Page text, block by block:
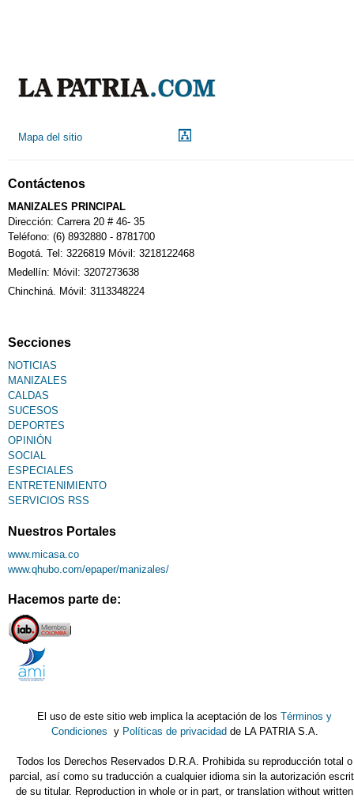
Mapa del sitio
Contáctenos
MANIZALES PRINCIPAL
Dirección: Carrera 20 # 46- 35
Teléfono: (6) 8932880 - 8781700
Bogotá. Tel: 3226819 Móvil: 3218122468
Medellín: Móvil: 3207273638
Chinchiná. Móvil: 3113348224
Secciones
NOTICIAS
MANIZALES
CALDAS
SUCESOS
DEPORTES
OPINIÓN
SOCIAL
ESPECIALES
ENTRETENIMIENTO
SERVICIOS RSS
Nuestros Portales
www.micasa.co
www.qhubo.com/epaper/manizales/
Hacemos parte de:
El uso de este sitio web implica la aceptación de losTérminos y
Condiciones y Políticas de privacidad de LA PATRIA S.A.
Todos los Derechos Reservados D.R.A. Prohibida su reproducción total o
parcial, así como su traducción a cualquier idioma sin la autorización
de su titular. Reproduction in whole or in part, or translation without written